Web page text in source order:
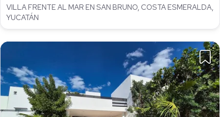
VILLA FRENTE AL MAR EN SAN BRUNO, COSTA ESMERALDA,
YUCATÁN